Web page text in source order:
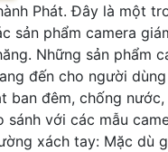
Phát. Đây là một
sản phẩm camera
Những sản phẩm
đến cho người
ban đêm, chống
sánh với các mẫu
xách tay: Mặc dù